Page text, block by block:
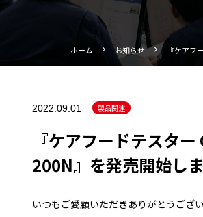
ホーム お知らせ 『ケアフ
2022.09.01 製品関連
『ケアフードテスター
200N』を発売開始しま
いつもご愛顧いただきありがとうござい